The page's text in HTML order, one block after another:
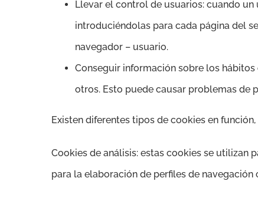
Llevar el control de usuarios: cuando
introduciéndolas para cada página del
navegador – usuario.
Conseguir información sobre los
otros. Esto puede causar problemas de
Existen diferentes tipos de cookies en
Cookies de análisis: estas cookies se utilizan
para la elaboración de perfiles de